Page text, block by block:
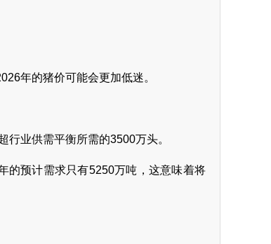
年的猪价可能会更加低迷。
业供需平衡所需的3500万头。
的预计需求只有5250万吨，这意味着将